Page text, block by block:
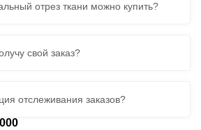
отрез ткани можно купить?
свой заказ?
отслеживания заказов?